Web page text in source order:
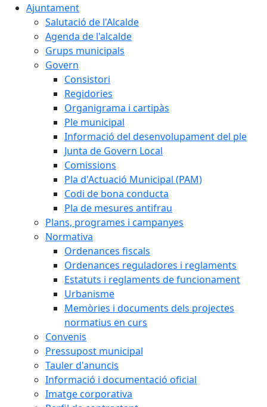
Ajuntament
Salutació de l'Alcalde
Agenda de l'alcalde
Grups municipals
Govern
Consistori
Regidories
Organigrama i cartipàs
Ple municipal
Informació del desenvolupament del ple
Junta de Govern Local
Comissions
Pla d'Actuació Municipal (PAM)
Codi de bona conducta
Pla de mesures antifrau
Plans, programes i campanyes
Normativa
Ordenances fiscals
Ordenances reguladores i reglaments
Estatuts i reglaments de funcionament
Urbanisme
Memòries i documents dels projectes
normatius en curs
Convenis
Pressupost municipal
Tauler d'anuncis
Informació i documentació oficial
Imatge corporativa